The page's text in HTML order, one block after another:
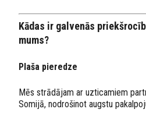
Kādas ir galvenās
mums?
Plaša pieredze
Mēs strādājam ar uzticamiem
Somijā, nodrošinot augstu